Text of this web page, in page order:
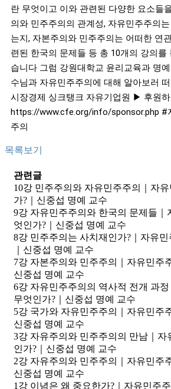
란 무엇이고 이와 관련된 다양한 요소들
의와 민주주의의 관계성, 자유민주주의
는지, 자본주의와 민주주의는 어떠한 연
련된 한국의 문제들 등 총 10개의 강의를
습니다 그럼 강원대학교 윤리교육과 명
수님과 자유민주주의에 대해 알아보러
시장경제 싱크탱크 자유기업원 ▶ 후원하
https://www.cfe.org/info/sponsor.php #
주의
목록보기
관련글
10강 민주주의와 자유민주주의｜자
가?｜신중섭 명예 교수
9강 자유민주주의와 한국의 문제들｜
엇인가?｜신중섭 명예 교수
8강 민주주의는 사치재인가?｜자유
｜신중섭 명예 교수
7강 자본주의와 민주주의｜자유민주
신중섭 명예 교수
6강 자유민주주의의 역사적 전개 과
무엇인가?｜신중섭 명예 교수
5강 국가와 자유민주주의｜자유민주
신중섭 명예 교수
3강 자유주의와 민주주의의 만남｜자
인가?｜신중섭 명예 교수
2강 자유주의와 민주주의｜자유민주
신중섭 명예 교수
1강 이념은 왜 중요한가?｜자유민주주